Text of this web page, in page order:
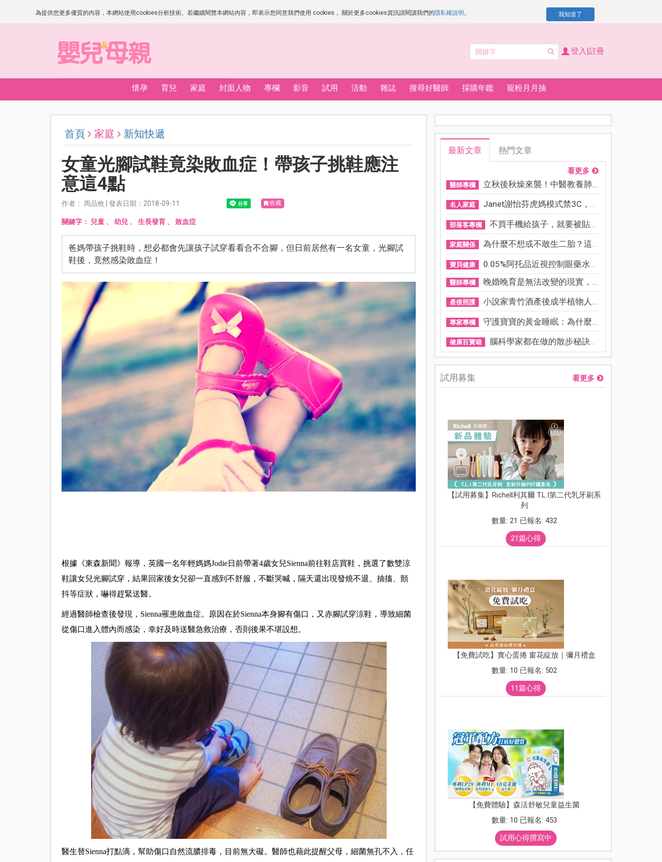
為提供您更多優質的內容，本網站使用cookies分析技術。若繼續閱覽本網站內容，即表示您同意我們使用 cookies， 關於更多cookies資訊請閱讀我們的隱私權說明 。 我知道了
登入|註冊
懷孕 育兒 家庭 封面人物 專欄 影音 試用 活動 雜誌 搜尋好醫師 採購年鑑 寵粉月月抽
首頁 家庭 新知快遞
女童光腳試鞋竟染敗血症！帶孩子挑鞋應注
意這4點
作者： 周品攸 | 發表日期：2018-09-11 收藏
關鍵字： 兒童、 幼兒、 生長發育、 敗血症
爸媽帶孩子挑鞋時，想必都會先讓孩子試穿看看合不合腳，但日前居然有一名女童，光腳試
鞋後，竟然感染敗血症！
根據《東森新聞》報導，英國一名年輕媽媽Jodie日前帶著4歲女兒Sienna前往鞋店買鞋，挑選了數雙涼
鞋讓女兒光腳試穿，結果回家後女兒卻一直感到不舒服，不斷哭喊，隔天還出現發燒不退、抽搐、顫
抖等症狀，嚇得趕緊送醫。
經過醫師檢查後發現，Sienna罹患敗血症。原因在於Sienna本身腳有傷口，又赤腳試穿涼鞋，導致細菌
從傷口進入體內而感染，幸好及時送醫急救治療，否則後果不堪設想。
醫生替Sienna打點滴，幫助傷口自然流膿排毒，目前無大礙。醫師也藉此提醒父母，細菌無孔不入，任
最新文章 熱門文章
看更多
醫師專欄 立秋後秋燥來襲！中醫教養肺...
名人家庭 Janet謝怡芬虎媽模式禁3C，看...
部落客專欄 不買手機給孩子，就要被貼「...
家庭關係 為什麼不想或不敢生二胎？這8...
寶貝健康 0.05%阿托品近視控制眼藥水納...
醫師專欄 晚婚晚育是無法改變的現實，...
產後照護 小說家青竹酒產後成半植物人...
專家專欄 守護寶寶的黃金睡眠：為什麼...
健康百寶箱 腦科學家都在做的散步秘訣！...
試用募集 看更多
【試用募集】Richell利其爾 T.L.I第二代乳牙刷系
列
數量: 21 已報名: 432
21篇心得
【免費試吃】實心蛋捲 窗花綻放｜彌月禮盒
數量: 10 已報名: 502
11篇心得
【免費體驗】森活舒敏兒童益生菌
數量: 10 已報名: 453
試用心得撰寫中